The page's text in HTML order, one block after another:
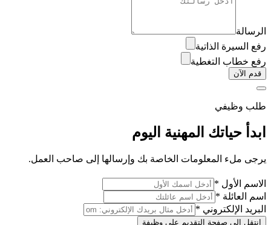
الرسالة
رفع السيرة الذاتية
رفع خطاب التغطية
قدم الآن
طلب وظيفي
ابدأ حياتك المهنية اليوم
يرجى ملء المعلومات الخاصة بك وإرسالها إلى صاحب العمل.
الاسم الأول *
اسم العائلة *
البريد الإلكتروني *
انتقل إلى صفحة التقديم على وظيفة